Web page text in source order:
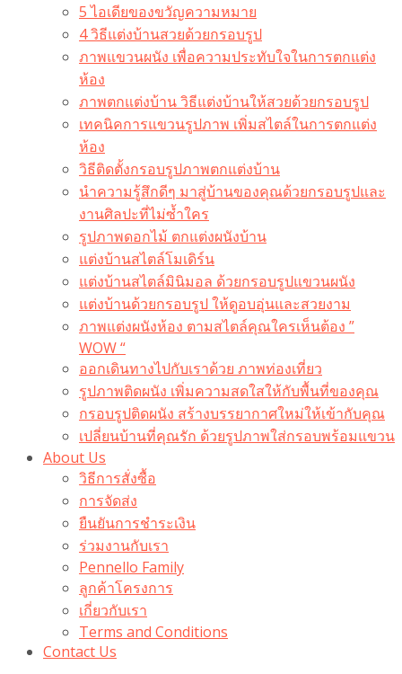
5 ไอเดียของขวัญความหมาย
4 วิธีแต่งบ้านสวยด้วยกรอบรูป
ภาพแขวนผนัง เพื่อความประทับใจในการตกแต่ง
ห้อง
ภาพตกแต่งบ้าน วิธีแต่งบ้านให้สวยด้วยกรอบรูป
เทคนิคการแขวนรูปภาพ เพิ่มสไตล์ในการตกแต่ง
ห้อง
วิธีติดตั้งกรอบรูปภาพตกแต่งบ้าน
นำความรู้สึกดีๆ มาสู่บ้านของคุณด้วยกรอบรูปและ
งานศิลปะที่ไม่ซ้ำใคร
รูปภาพดอกไม้ ตกแต่งผนังบ้าน
แต่งบ้านสไตล์โมเดิร์น
แต่งบ้านสไตล์มินิมอล ด้วยกรอบรูปแขวนผนัง
แต่งบ้านด้วยกรอบรูป ให้ดูอบอุ่นและสวยงาม
ภาพแต่งผนังห้อง ตามสไตล์คุณใครเห็นต้อง ”
WOW “
ออกเดินทางไปกับเราด้วย ภาพท่องเที่ยว
รูปภาพติดผนัง เพิ่มความสดใสให้กับพื้นที่ของคุณ
กรอบรูปติดผนัง สร้างบรรยากาศใหม่ให้เข้ากับคุณ
เปลี่ยนบ้านที่คุณรัก ด้วยรูปภาพใส่กรอบพร้อมแขวน​
About Us
วิธีการสั่งซื้อ
การจัดส่ง
ยืนยันการชำระเงิน
ร่วมงานกับเรา
Pennello Family
ลูกค้าโครงการ
เกี่ยวกับเรา
Terms and Conditions
Contact Us